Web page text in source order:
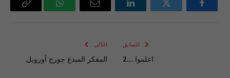
فيسبوك تويتر لينكدإن
البريد
واتساب Copy
السابق
اعلموا …2
التالي
المفكر المبدع جورج أورويل